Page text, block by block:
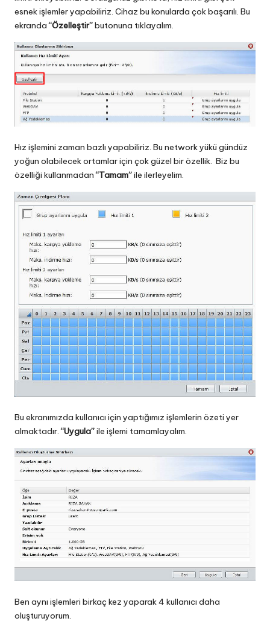
esnek işlemler yapabiliriz. Cihaz bu konularda çok başarılı. Bu
ekranda“Özelleştir”butonuna tıklayalım.
Hız işlemini zaman bazlı yapabiliriz. Bu network yükü gündüz
yoğun olabilecek ortamlar için çok güzel bir özellik. Biz bu
özelliği kullanmadan“Tamam”ile ilerleyelim.
Bu ekranımızda kullanıcı için yaptığımız işlemlerin özeti yer
almaktadır.“Uygula”ile işlemi tamamlayalım.
Ben aynı işlemleri birkaç kez yaparak 4 kullanıcı daha
oluşturuyorum.